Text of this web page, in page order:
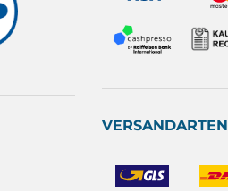
VERSANDARTEN